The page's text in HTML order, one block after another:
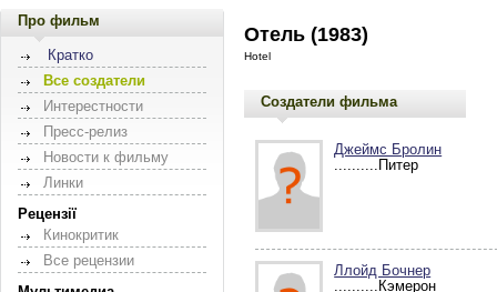
Про фильм
Кратко
Все создатели
Интерестности
Пресс-релиз
Новости к фильму
Линки
Рецензії
Кинокритик
Все рецензии
Отель (1983)
Hotel
Создатели фильма
Джеймс Бролин
..........Питер
Ллойд Бочнер
..........Кэмерон